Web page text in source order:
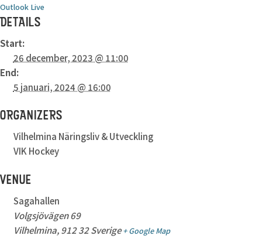
Outlook Live
DETAILS
Start:
26 december, 2023 @ 11:00
End:
5 januari, 2024 @ 16:00
ORGANIZERS
Vilhelmina Näringsliv & Utveckling
VIK Hockey
VENUE
Sagahallen
Volgsjövägen 69
Vilhelmina, 912 32 Sverige + Google Map